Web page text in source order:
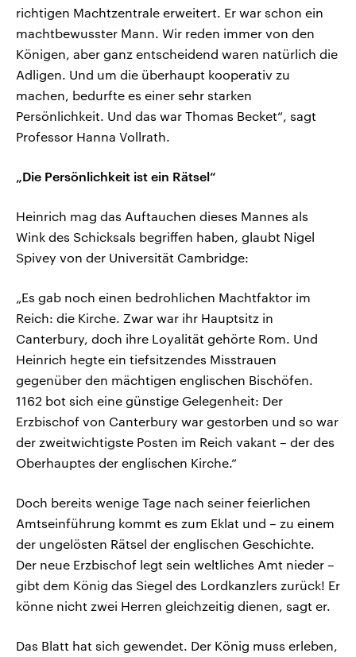
richtigen Machtzentrale erweitert. Er war schon ein
machtbewusster Mann. Wir reden immer von den
Königen, aber ganz entscheidend waren natürlich die
Adligen. Und um die überhaupt kooperativ zu
machen, bedurfte es einer sehr starken
Persönlichkeit. Und das war Thomas Becket“, sagt
Professor Hanna Vollrath.
„Die Persönlichkeit ist ein Rätsel“
Heinrich mag das Auftauchen dieses Mannes als
Wink des Schicksals begriffen haben, glaubt Nigel
Spivey von der Universität Cambridge:
„Es gab noch einen bedrohlichen Machtfaktor im
Reich: die Kirche. Zwar war ihr Hauptsitz in
Canterbury, doch ihre Loyalität gehörte Rom. Und
Heinrich hegte ein tiefsitzendes Misstrauen
gegenüber den mächtigen englischen Bischöfen.
1162 bot sich eine günstige Gelegenheit: Der
Erzbischof von Canterbury war gestorben und so war
der zweitwichtigste Posten im Reich vakant – der des
Oberhauptes der englischen Kirche.“
Doch bereits wenige Tage nach seiner feierlichen
Amtseinführung kommt es zum Eklat und – zu einem
der ungelösten Rätsel der englischen Geschichte.
Der neue Erzbischof legt sein weltliches Amt nieder –
gibt dem König das Siegel des Lordkanzlers zurück! Er
könne nicht zwei Herren gleichzeitig dienen, sagt er.
Das Blatt hat sich gewendet. Der König muss erleben,